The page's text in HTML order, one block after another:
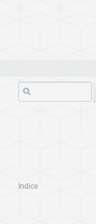
Indice